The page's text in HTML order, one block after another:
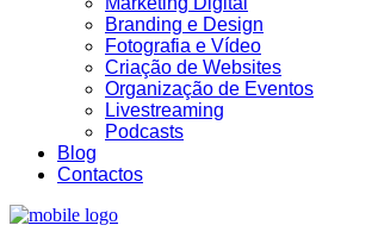
Branding e Design
Fotografia e Vídeo
Criação de Websites
Organização de Eventos
Livestreaming
Podcasts
Blog
Contactos